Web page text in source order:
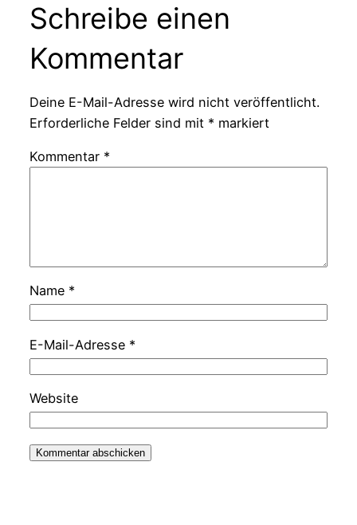
Schreibe einen
Kommentar
Deine E-Mail-Adresse wird nicht veröffentlicht.
Erforderliche Felder sind mit * markiert
Kommentar *
Name *
E-Mail-Adresse *
Website